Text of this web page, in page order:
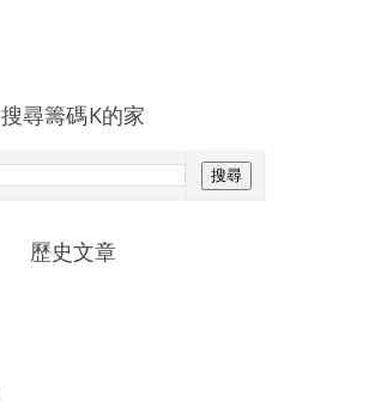
搜尋籌碼K的家
歷史文章